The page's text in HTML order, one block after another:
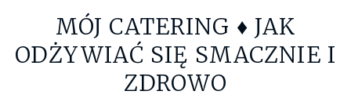
MÓJ CATERING ♦ JAK
ODŻYWIAĆ SIĘ SMACZNIE I
ZDROWO